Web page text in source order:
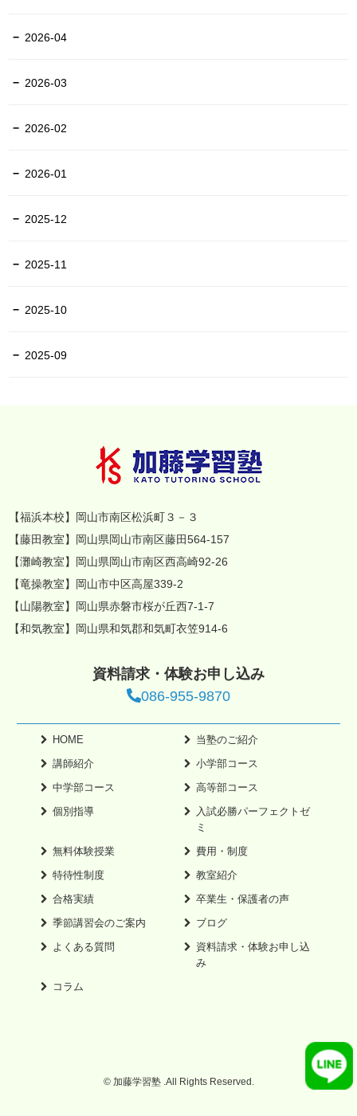
2026-04
2026-03
2026-02
2026-01
2025-12
2025-11
2025-10
2025-09
【福浜本校】岡山市南区松浜町３－３
【藤田教室】岡山県岡山市南区藤田564-157
【灘崎教室】岡山県岡山市南区西高崎92-26
【竜操教室】岡山市中区高屋339-2
【山陽教室】岡山県赤磐市桜が丘西7-1-7
【和気教室】岡山県和気郡和気町衣笠914-6
資料請求・体験お申し込み
086-955-9870
HOME
当塾のご紹介
講師紹介
小学部コース
中学部コース
高等部コース
個別指導
入試必勝パーフェクトゼ
ミ
無料体験授業
費用・制度
特待性制度
教室紹介
合格実績
卒業生・保護者の声
季節講習会のご案内
ブログ
よくある質問
資料請求・体験お申し込
み
コラム
© 加藤学習塾 .All Rights Reserved.